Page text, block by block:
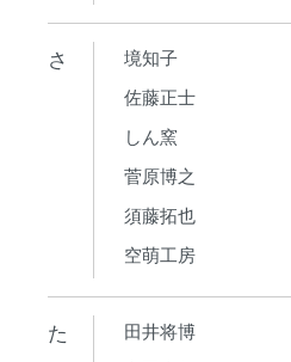
さ 境知子
佐藤正士
しん窯
菅原博之
須藤拓也
空萌工房
た 田井将博